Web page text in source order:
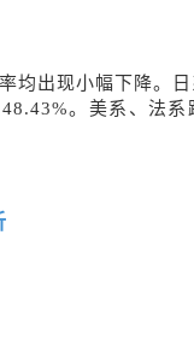
均出现小幅下降。
。美系、法